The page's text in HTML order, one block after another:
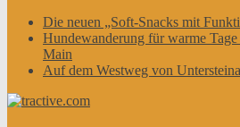
Die neuen „Soft-Snacks mit
Hundewanderung für warme
Main
Auf dem Westweg von